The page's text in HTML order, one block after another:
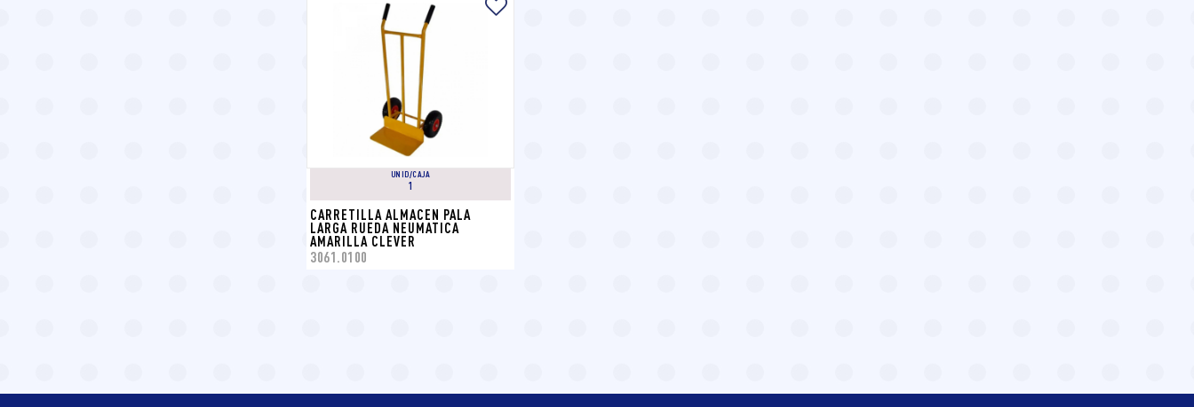
UNID/CAJA
1
CARRETILLA ALMACEN PALA
LARGA RUEDA NEUMATICA
AMARILLA CLEVER
3061.0100